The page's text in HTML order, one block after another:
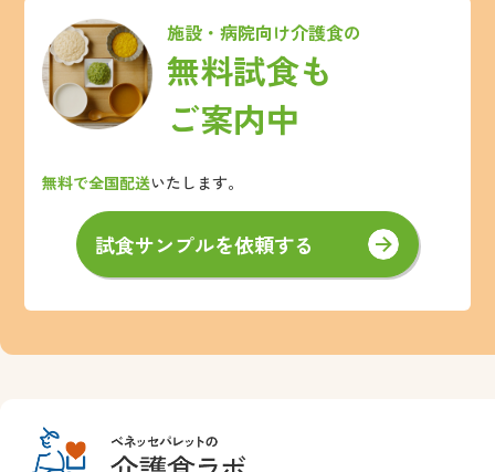
施設・病院向け介護食の
無料試食も
ご案内中
無料で全国配送いたします。
試食サンプルを依頼する